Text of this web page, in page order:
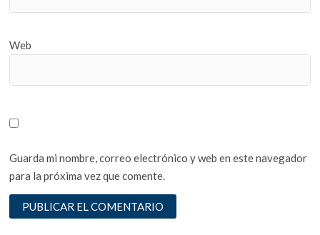
Web
Guarda mi nombre, correo electrónico y web en este navegador
para la próxima vez que comente.